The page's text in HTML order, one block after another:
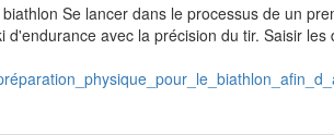
Se lancer dans le processus de un
avec la précision du tir. Saisir